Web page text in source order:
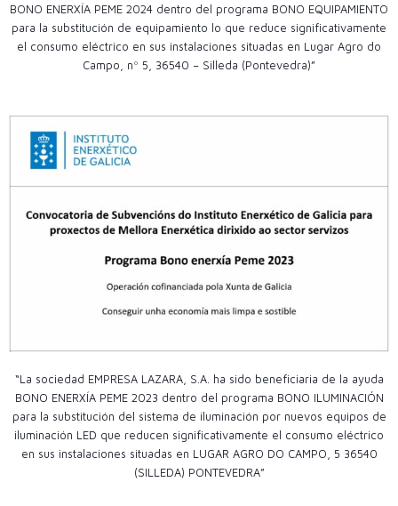
BONO ENERXÍA PEME 2024 dentro del programa BONO EQUIPAMIENTO
para la substitución de equipamiento lo que reduce significativamente
el consumo eléctrico en sus instalaciones situadas en Lugar Agro do
Campo, nº 5, 36540 – Silleda (Pontevedra)”
“La sociedad EMPRESA LAZARA, S.A. ha sido beneficiaria de la ayuda
BONO ENERXÍA PEME 2023 dentro del programa BONO ILUMINACIÓN
para la substitución del sistema de iluminación por nuevos equipos de
iluminación LED que reducen significativamente el consumo eléctrico
en sus instalaciones situadas en LUGAR AGRO DO CAMPO, 5 36540
(SILLEDA) PONTEVEDRA”